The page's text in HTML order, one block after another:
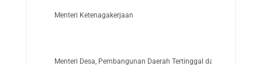
Menteri Ketenagakerjaan
Menteri Desa, Pembangunan Daerah Tertinggal dan Transmigrasi